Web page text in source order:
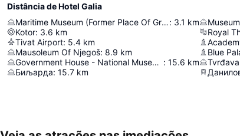
Distância de Hotel Galia
Maritime Museum (Former Place Of Grgurina Family 18Th Century): 3.1 km
Kotor: 3.6 km
Tivat Airport: 5.4 km
Mausoleum Of Njegoš: 8.9 km
Government House - National Museum Of Montenegro : 15.6 km
Биљарда: 15.7 km
Royal
Blue